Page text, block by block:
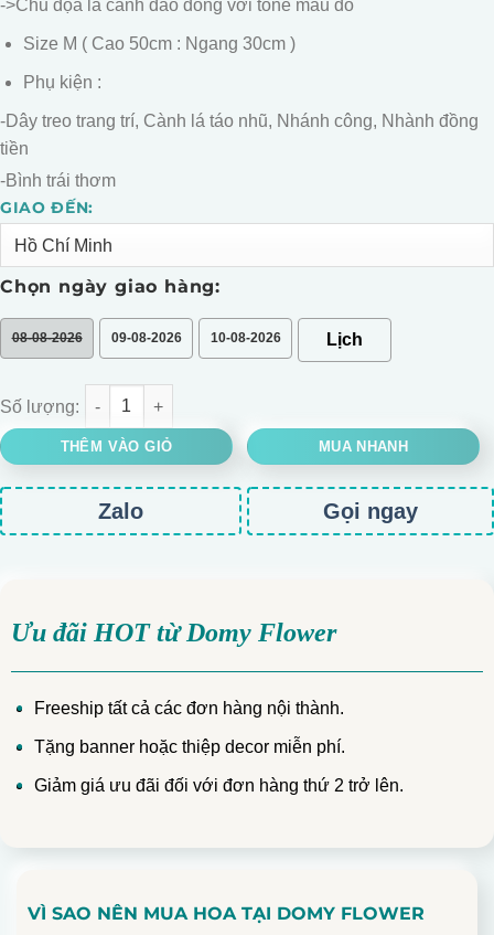
->Chủ đọa là cành đào đông với tone màu đỏ
Size M ( Cao 50cm : Ngang 30cm )
Phụ kiện :
-Dây treo trang trí, Cành lá táo nhũ, Nhánh công, Nhành đồng
tiền
-Bình trái thơm
GIAO ĐẾN:
Chọn ngày giao hàng:
08-08-2026 09-08-2026 10-08-2026
BÌNH ĐÀO ĐÔNG TÚI TIỀN số lượng
THÊM VÀO GIỎ MUA NHANH
Alternative:
Zalo Gọi ngay
Ưu đãi HOT từ Domy Flower
Freeship tất cả các đơn hàng nội thành.
Tặng banner hoặc thiệp decor miễn phí.
Giảm giá ưu đãi đối với đơn hàng thứ 2 trở lên.
VÌ SAO NÊN MUA HOA TẠI DOMY FLOWER